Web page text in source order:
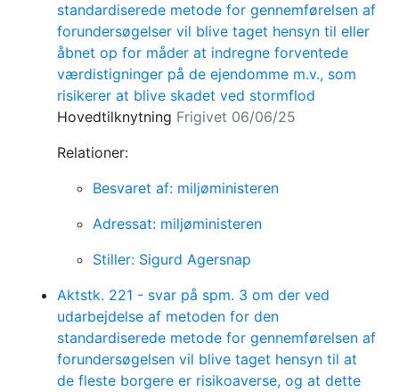
standardiserede metode for gennemførelsen af
forundersøgelser vil blive taget hensyn til eller
åbnet op for måder at indregne forventede
værdistigninger på de ejendomme m.v., som
risikerer at blive skadet ved stormflod
Hovedtilknytning Frigivet 06/06/25
Relationer:
Besvaret af: miljøministeren
Adressat: miljøministeren
Stiller: Sigurd Agersnap
Aktstk. 221 - svar på spm. 3 om der ved
udarbejdelse af metoden for den
standardiserede metode for gennemførelsen af
forundersøgelsen vil blive taget hensyn til at
de fleste borgere er risikoaverse, og at dette